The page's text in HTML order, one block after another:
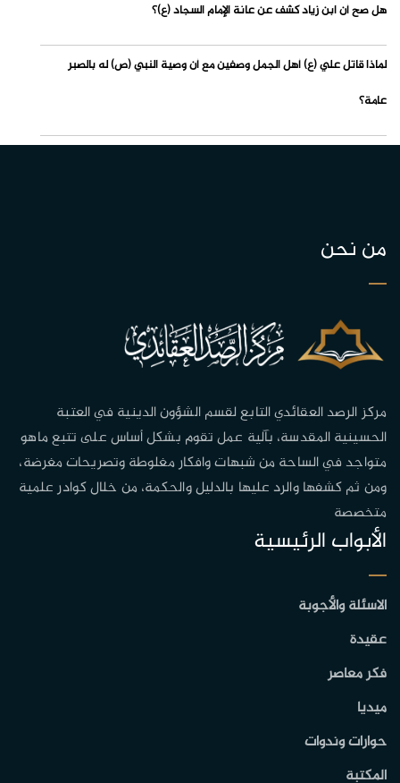
هل صح أن ابن زياد كشف عن عانة الإمام السجاد (ع)؟
لماذا قاتل علي (ع) أهل الجمل وصفين مع أن وصية النبي (ص) له بالصبر
عامة؟
من نحن
مركز الرصد العقائدي التابع لقسم الشؤون الدينية في العتبة
الحسينية المقدسة، بآلية عمل تقوم بشكل أساس على تتبع ماهو
متواجد في الساحة من شبهات وافكار مغلوطة وتصريحات مغرضة،
ومن ثم كشفها والرد عليها بالدليل والحكمة، من خلال كوادر علمية
متخصصة
الأبواب الرئيسية
الاسئلة والأجوبة
عقيدة
فكر معاصر
ميديا
حوارات وندوات
المكتبة